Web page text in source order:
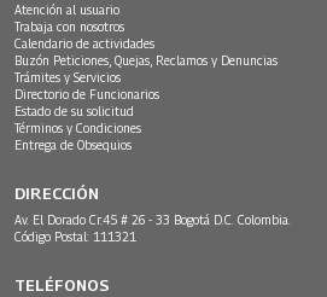
Atención al usuario
Trabaja con nosotros
Calendario de actividades
Buzón Peticiones, Quejas, Reclamos y Denuncias
Trámites y Servicios
Directorio de Funcionarios
Estado de su solicitud
Términos y Condiciones
Entrega de Obsequios
DIRECCIÓN
Av. El Dorado Cr.45 # 26 - 33 Bogotá D.C. Colombia.
Código Postal: 111321
TELÉFONOS